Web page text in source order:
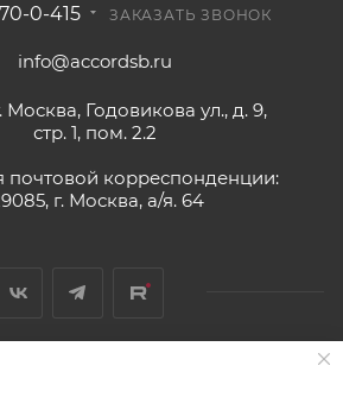
0-415 ЗАКАЗАТЬ ЗВОНОК
info@accordsb.ru
Москва, Годовикова ул., д. 9,
стр. 1, пом. 2.2
почтовой корреспонденции:
г. Москва, а/я. 64
Ваше внимание на то, что вся
размещенная на сайте, носит